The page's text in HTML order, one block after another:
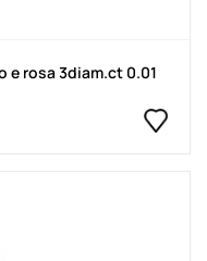
e rosa 3diam.ct 0.01